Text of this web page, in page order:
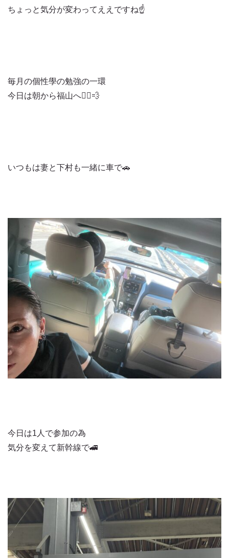
ちょっと気分が変わってええですね☝️
毎月の個性學の勉強の一環
今日は朝から福山へ🏃‍♂️💨
いつもは妻と下村も一緒に車で🚗
今日は1人で参加の為
気分を変えて新幹線で🚄